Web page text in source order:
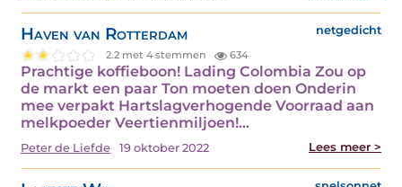
Haven van Rotterdam netgedicht
2.2 met 4 stemmen 634
Prachtige koffieboon! Lading Colombia Zou op
de markt een paar Ton moeten doen Onderin
mee verpakt Hartslagverhogende Voorraad aan
melkpoeder Veertienmiljoen!…
Peter de Liefde 19 oktober 2022 Lees meer >